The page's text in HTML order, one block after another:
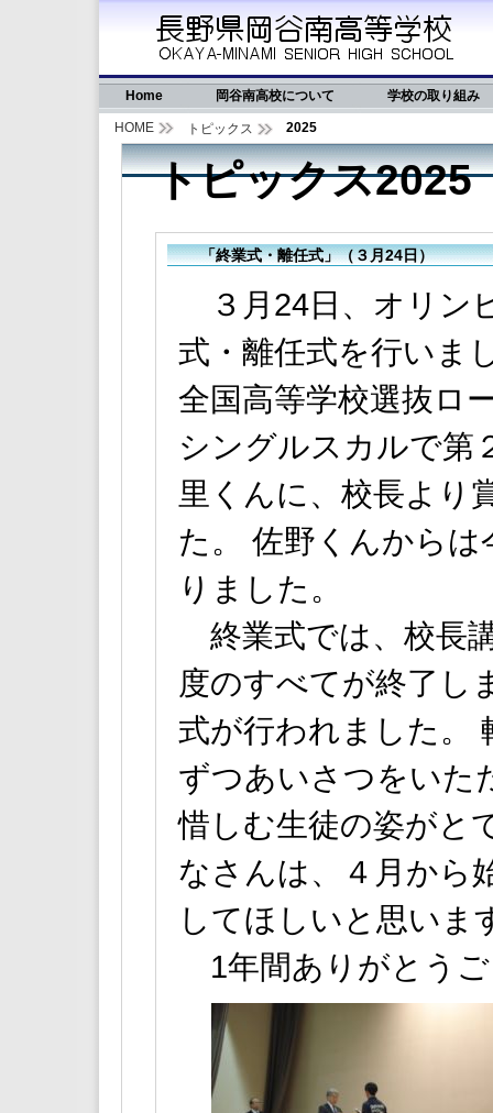
Home 岡谷南高校について 学校の取り組み
HOME トピックス 2025
トピックス2025
「終業式・離任式」（３月24日）
３月24日、オリン
式・離任式を行いま
全国高等学校選抜ロ
シングルスカルで第
里くんに、校長より
た。 佐野くんから
りました。
終業式では、校長
度のすべてが終了し
式が行われました。
ずつあいさつをいた
惜しむ生徒の姿がと
なさんは、４月から
してほしいと思いま
1年間ありがとう